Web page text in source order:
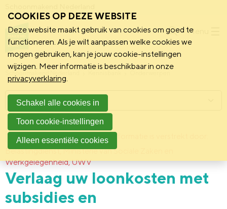
Menu
Schoonmakend Nederland
Achtergrond 3 april 2017 Deze informatie is verstrekt door:
Belastingdienst, Ministerie van Sociale Zaken en
Werkgelegenheid, UWV
Verlaag uw loonkosten met
subsidies en
Menu
COOKIES OP DEZE WEBSITE
Deze website maakt gebruik van cookies om goed te
functioneren. Als je wilt aanpassen welke cookies we
mogen gebruiken, kan je jouw cookie-instellingen
wijzigen. Meer informatie is beschikbaar in onze
privacyverklaring.
Schakel alle cookies in
Toon cookie-instellingen
Alleen essentiële cookies